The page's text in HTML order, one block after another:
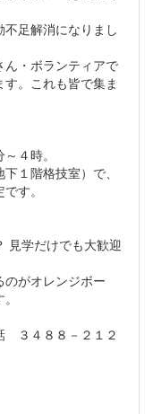
足解消になりまし
ん・ボランティアで
。これも皆で集ま
４時。
１階格技室）で、
す。
見学だけでも大歓迎
のがオレンジボー
３４８８－２１２